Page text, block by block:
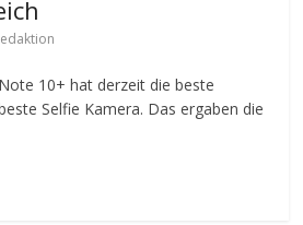
10+ hat derzeit die beste
Selfie Kamera. Das ergaben die